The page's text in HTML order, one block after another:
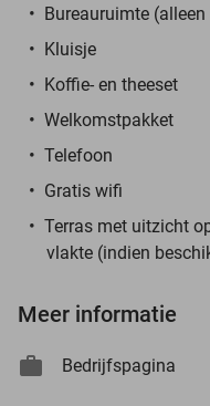
Bureauruimte
Kluisje
Koffie- en theeset
Welkomstpakket
Telefoon
Gratis wifi
Terras met uitzicht
vlakte (indien
Meer informatie
Bedrijfspagina